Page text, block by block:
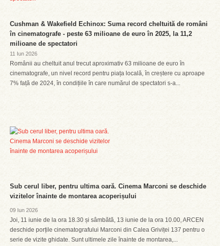
Cushman & Wakefield Echinox: Suma record cheltuită de români
în cinematografe - peste 63 milioane de euro în 2025, la 11,2
milioane de spectatori
11 Iun 2026
Românii au cheltuit anul trecut aproximativ 63 milioane de euro în
cinematografe, un nivel record pentru piața locală, în creștere cu aproape
7% față de 2024, în condițiile în care numărul de spectatori s-a...
Sub cerul liber, pentru ultima oară. Cinema Marconi se deschide
vizitelor înainte de montarea acoperișului
09 Iun 2026
Joi, 11 iunie de la ora 18.30 și sâmbătă, 13 iunie de la ora 10.00, ARCEN
deschide porțile cinematografului Marconi din Calea Griviței 137 pentru o
serie de vizite ghidate. Sunt ultimele zile înainte de montarea,...